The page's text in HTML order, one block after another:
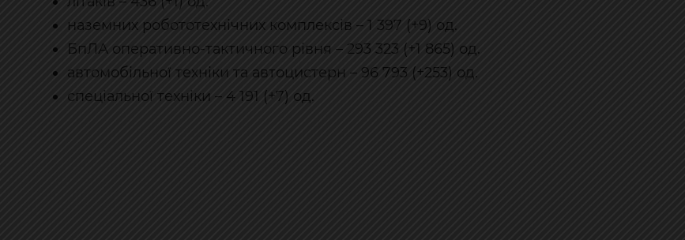
наземних робототехнічних комплексів – 1 397 (+9) од.
БпЛА оперативно-тактичного рівня – 293 323 (+1 865) од.
автомобільної техніки та автоцистерн – 96 793 (+253) од.
спеціальної техніки – 4 191 (+7) од.